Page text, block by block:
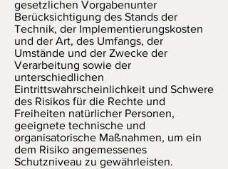
gesetzlichen Vorgabenunter
Berücksichtigung des Stands der
Technik, der Implementierungskosten
und der Art, des Umfangs, der
Umstände und der Zwecke der
Verarbeitung sowie der
unterschiedlichen
Eintrittswahrscheinlichkeit und Schwere
des Risikos für die Rechte und
Freiheiten natürlicher Personen,
geeignete technische und
organisatorische Maßnahmen, um ein
dem Risiko angemessenes
Schutzniveau zu gewährleisten.